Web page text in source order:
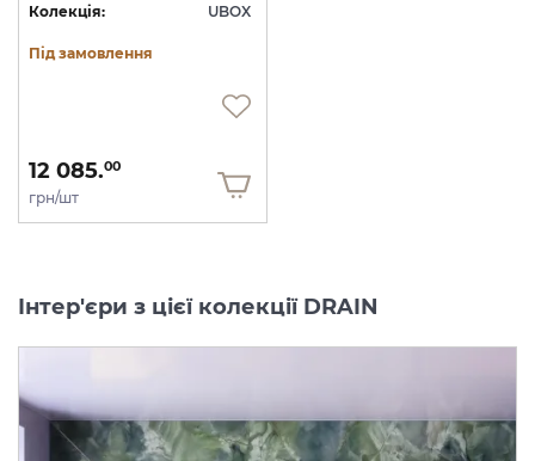
Колекція: UBOX
Під замовлення
12 085.00
грн/шт
Інтер'єри з цієї колекції DRAIN